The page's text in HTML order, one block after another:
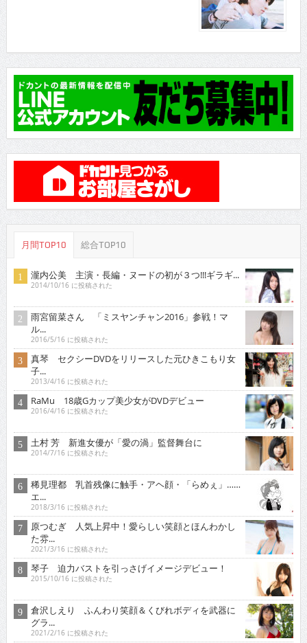
月間TOP10 総合TOP10
瀧内公美 主演・長編・ヌードの初が３つ!!!ギラギ...
2014/10/16 に投稿された
雨宮留菜さん 「ミスヤンチャン2016」参戦！マ
ル...
2016/5/16 に投稿された
真琴 セクシーDVDをリリースした元ひきこもり女
子...
2013/4/16 に投稿された
RaMu 18歳Gカップ美少女がDVDデビュー
2016/4/16 に投稿された
土村 芳 新進女優が「愛の渦」監督舞台に
2014/7/16 に投稿された
稀見理都 乳首残像に触手・アヘ顔・「らめぇ」……
エ...
2018/3/16 に投稿された
原つむぎ 人気上昇中！愛らしい笑顔とほんわかし
た雰...
2021/3/16 に投稿された
琴子 迫力バストを引っさげイメージデビュー！
2015/10/16 に投稿された
倉沢しえり ふんわり笑顔＆くびれボディを武器に
グラ...
2021/2/16 に投稿された